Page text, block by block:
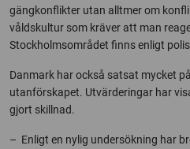
gängkonflikter utan alltmer om
våldskultur som kräver att man
Stockholmsområdet finns enligt
Danmark har också satsat mycket
utanförskapet. Utvärderingar har
gjort skillnad.
– Enligt en nylig undersökning har